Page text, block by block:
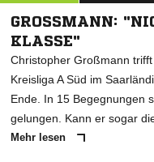
GROSSMANN:
LASSE"
Christopher Großmann
Kreisliga A Süd im
Ende. In 15 Begegnungen
gelungen. Kann er sogar
Mehr lesen